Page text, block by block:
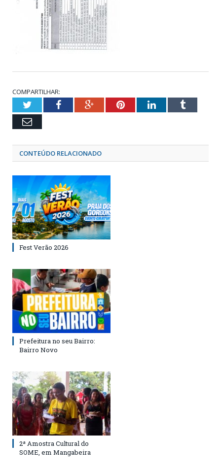
COMPARTILHAR:
TwitterFacebookGoogle+PinterestLinkedInTumblr
Email
CONTEÚDO RELACIONADO
Fest Verão 2026
Prefeitura no seu Bairro:
Bairro Novo
2ª Amostra Cultural do
SOME, em Mangabeira